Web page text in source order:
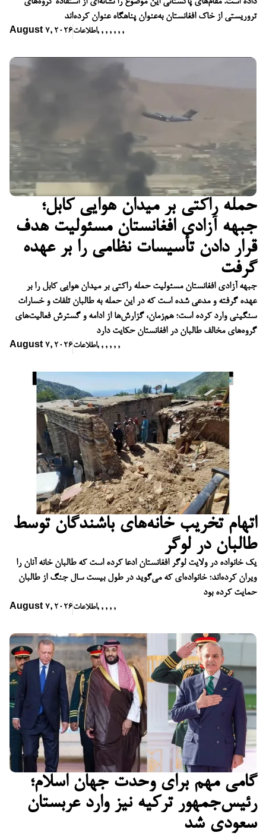
تروریستی از خاک افغانستان به‌عنوان پناهگاه عنوان کرده‌اند
August 7, 2026اطلاعات, , , , , , ,
حمله راکتی بر میدان هوایی کابل؛
جبهه آزادی افغانستان مسئولیت هدف
قرار دادن تأسیسات نظامی را بر عهده
گرفت
جبهه آزادی افغانستان مسئولیت حمله راکتی بر میدان هوایی کابل را بر
عهده گرفته و مدعی شده است که در این حمله به طالبان تلفات و خسارات
سنگینی وارد کرده است؛ هم‌زمان، گزارش‌ها از ادامه و گسترش فعالیت‌های
گروه‌های مخالف طالبان در افغانستان حکایت دارد
August 7, 2026اطلاعات, , , , , ,
اتهام تخریب خانه‌های باشندگان توسط
طالبان در لوگر
یک خانواده در ولایت لوگر افغانستان ادعا کرده است که طالبان خانه آنان را
ویران کرده‌اند؛ خانواده‌ای که می‌گوید در طول بیست سال جنگ از طالبان
حمایت کرده بود
August 7, 2026اطلاعات, , , , ,
گامی مهم برای وحدت جهان اسلام؛
رئیس‌جمهور ترکیه نیز وارد عربستان
سعودی شد